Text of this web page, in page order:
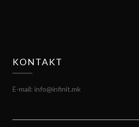
KONTAKT
E-mail: info@infinit.mk